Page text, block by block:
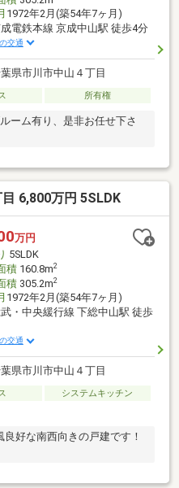
1972年2月(築54年7ヶ月)
電鉄本線 京成中山駅 徒歩4分
交通
県市川市中山４丁目
所有権
ーム有り、是非お任せ下さ
6,800万円 5SLDK
万円
5SLDK
積160.8m2
積305.2m2
1972年2月(築54年7ヶ月)
・中央緩行線 下総中山駅 徒歩
交通
県市川市中山４丁目
システムキッチン
好な南西向きの戸建です！